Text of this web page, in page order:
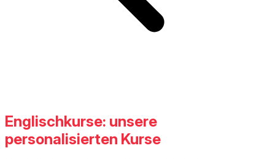
Englischkurse: unsere
personalisierten Kurse